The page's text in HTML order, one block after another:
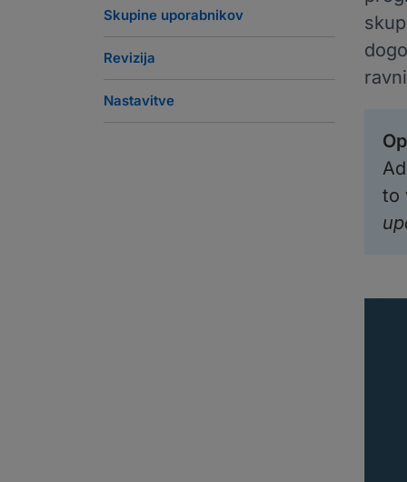
Skupine uporabnikov
Revizija
Nastavitve
to